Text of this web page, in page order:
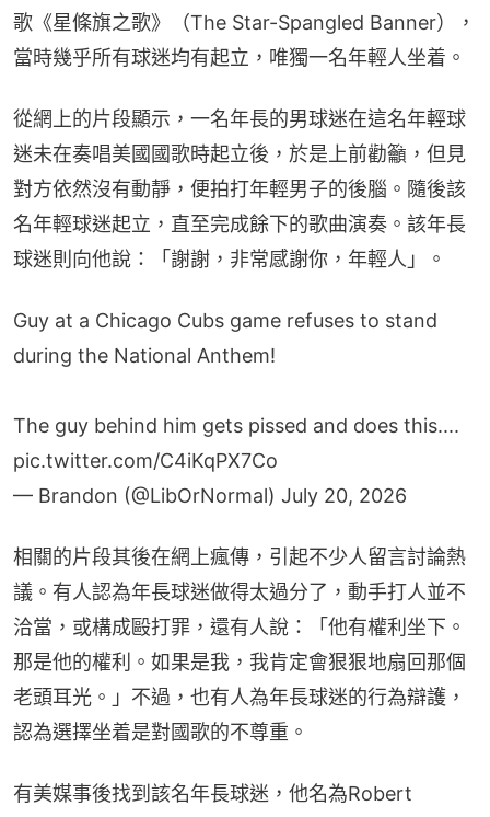
歌《星條旗之歌》（The Star-Spangled Banner），
當時幾乎所有球迷均有起立，唯獨一名年輕人坐着。
從網上的片段顯示，一名年長的男球迷在這名年輕球
迷未在奏唱美國國歌時起立後，於是上前勸籲，但見
對方依然沒有動靜，便拍打年輕男子的後腦。隨後該
名年輕球迷起立，直至完成餘下的歌曲演奏。該年長
球迷則向他說：「謝謝，非常感謝你，年輕人」。
Guy at a Chicago Cubs game refuses to stand
during the National Anthem!
The guy behind him gets pissed and does this....
pic.twitter.com/C4iKqPX7Co
— Brandon (@LibOrNormal) July 20, 2026
相關的片段其後在網上瘋傳，引起不少人留言討論熱
議。有人認為年長球迷做得太過分了，動手打人並不
洽當，或構成毆打罪，還有人說：「他有權利坐下。
那是他的權利。如果是我，我肯定會狠狠地扇回那個
老頭耳光。」不過，也有人為年長球迷的行為辯護，
認為選擇坐着是對國歌的不尊重。
有美媒事後找到該名年長球迷，他名為Robert